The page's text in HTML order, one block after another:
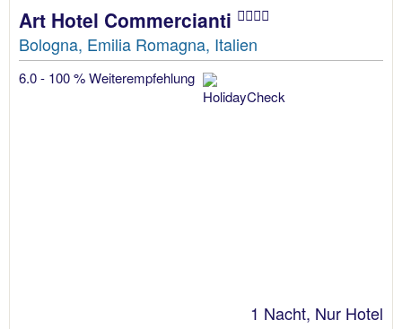
Art Hotel Commercianti
Bologna, Emilia Romagna, Italien
6.0 - 100 % Weiterempfehlung
1 Nacht, Nur Hotel